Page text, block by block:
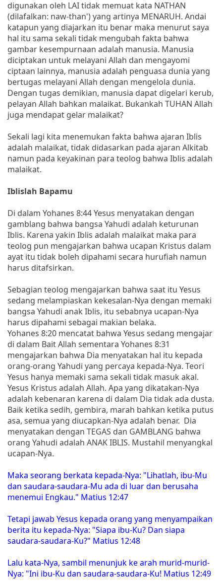
digunakan oleh LAI tidak memuat kata NATHAN
(dilafalkan: naw-than') yang artinya MENARUH. Andai
katapun yang diajarkan itu benar maka menurut saya
hal itu sama sekali tidak mengubah fakta bahwa
gambar kesempurnaan adalah manusia. Manusia
diciptakan untuk melayani Allah dan mengayomi
ciptaan lainnya, manusia adalah penguasa dunia yang
bertugas melayani Allah dengan mengelola dunia.
Dengan tugas demikian, manusia dapat digelari kerub,
pelayan Allah bahkan malaikat. Bukankah TUHAN Allah
juga mendapat gelar malaikat?
Sekali lagi kita menemukan fakta bahwa ajaran Iblis
adalah malaikat, tidak didasarkan pada ajaran Alkitab
namun pada keyakinan para teolog bahwa Iblis adalah
malaikat.
Iblislah Bapamu
Di dalam Yohanes 8:44 Yesus menyatakan dengan
gamblang bahwa bangsa Yahudi adalah keturunan
Iblis. Karena yakin Iblis adalah malaikat maka para
teolog pun mengajarkan bahwa ucapan Kristus dalam
ayat itu tidak boleh dipahami secara hurufiah namun
harus ditafsirkan.
Sebagian teolog mengajarkan bahwa saat itu Yesus
sedang melampiaskan kekesalan-Nya dengan memaki
bangsa Yahudi anak Iblis, itu sebabnya ucapan-Nya
harus dipahami sebagai makian belaka.
Yohanes 8:20 mencatat bahwa Yesus sedang mengajar
di dalam Bait Allah sementara Yohanes 8:31
mengajarkan bahwa Dia menyatakan hal itu kepada
orang-orang Yahudi yang percaya kepada-Nya. Teori
Yesus hanya memaki sama sekali tidak masuk akal.
Yesus Kristus adalah Allah. Apa yang dikatakan-Nya
adalah kebenaran karena di dalam Dia tidak ada dusta.
Baik ketika sedih, gembira, marah bahkan ketika putus
asa, semua yang diucapkan-Nya adalah benar. Dia
menyatakan dengan TEGAS dan GAMBLANG bahwa
orang Yahudi adalah ANAK IBLIS. Mustahil menyangkal
ucapan-Nya.
Maka seorang berkata kepada-Nya: "Lihatlah, ibu-Mu
dan saudara-saudara-Mu ada di luar dan berusaha
menemui Engkau." Matius 12:47
Tetapi jawab Yesus kepada orang yang menyampaikan
berita itu kepada-Nya: "Siapa ibu-Ku? Dan siapa
saudara-saudara-Ku?" Matius 12:48
Lalu kata-Nya, sambil menunjuk ke arah murid-murid-
Nya: "Ini ibu-Ku dan saudara-saudara-Ku! Matius 12:49